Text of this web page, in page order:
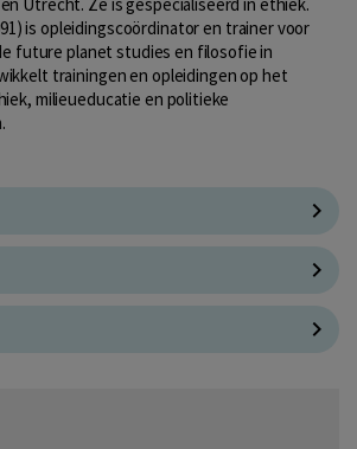
is opleidingscoördinator en trainer voor
future planet studies en filosofie in
trainingen en opleidingen op het
milieueducatie en politieke